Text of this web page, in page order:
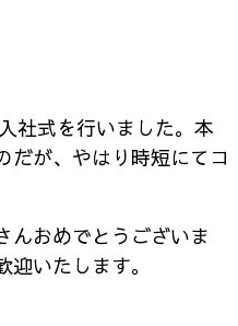
社式を行いました。本
だが、やはり時短にてコ
んおめでとうございま
いたします。